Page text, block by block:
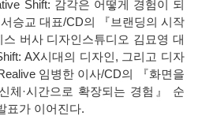
Shift: 감각은 어떻게 경험이 되
승교 대표/CD의 『브랜딩의 시작
버사 디자인스튜디오 김묘영 대
AX시대의 디자인, 그리고 디자
임병한 이사/CD의 『화면을
체·시간으로 확장되는 경험』 순
표가 이어진다.